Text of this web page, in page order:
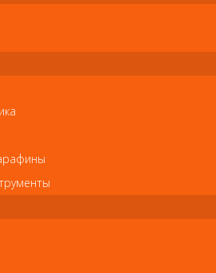
Как получить?
волос Fast and Furious созданы с
покрытие из
Sol-Gel,которое очень бережно
и защищает их от повреждений.